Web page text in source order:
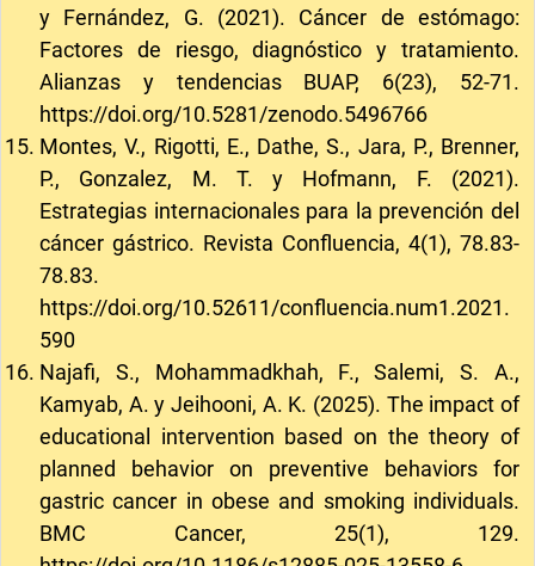
y Fernández, G. (2021). Cáncer de estómago:
Factores de riesgo, diagnóstico y tratamiento.
Alianzas y tendencias BUAP, 6(23), 52-71.
https://doi.org/10.5281/zenodo.5496766
Montes, V., Rigotti, E., Dathe, S., Jara, P., Brenner,
P., Gonzalez, M. T. y Hofmann, F. (2021).
Estrategias internacionales para la prevención del
cáncer gástrico. Revista Confluencia, 4(1), 78.83-
78.83.
https://doi.org/10.52611/confluencia.num1.2021.
590
Najafi, S., Mohammadkhah, F., Salemi, S. A.,
Kamyab, A. y Jeihooni, A. K. (2025). The impact of
educational intervention based on the theory of
planned behavior on preventive behaviors for
gastric cancer in obese and smoking individuals.
BMC Cancer, 25(1), 129.